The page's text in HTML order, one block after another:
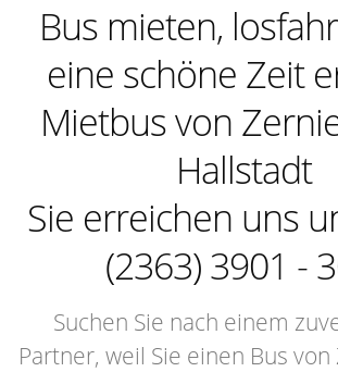
Bus mieten,
eine schöne Zeit
Mietbus von
Hallstadt
Sie erreichen uns
(2363) 3901 -
Suchen Sie nach einem
Partner, weil Sie einen Bus